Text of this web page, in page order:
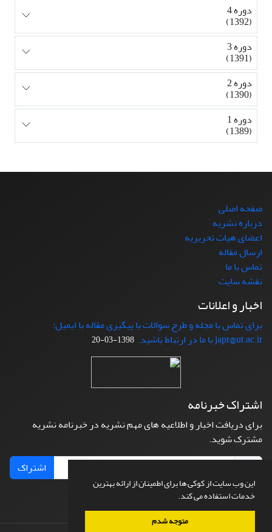
این وب سایت از کوکی ها برای اطمینان از ارائه بهترین
خدمات استفاده می کند.
متوجه شدم
دوره 4
(1392)
دوره 3
(1391)
دوره 2
(1390)
دوره 1
(1389)
صفحه اصلی
درباره نشریه
اعضای هیات تحریریه
ارسال مقاله
تماس با ما
نقشه سایت
اخبار و اعلانات
برای تماس با مجله و طرح سوالات یا پیگیری مقاله با ایمیل:
japr@ut.ac.ir با ما در ارتباط باشید.
1398-03-20
اشتراک خبرنامه
برای دریافت اخبار و اطلاعیه های مهم نشریه در خبرنامه نشریه
مشترک شوید.
اشتراک